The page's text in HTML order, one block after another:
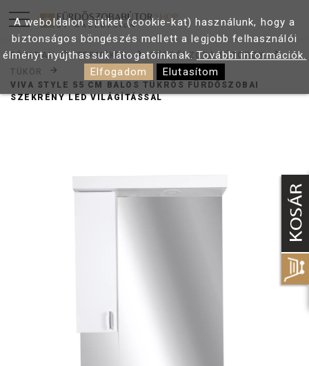
FŐOLDAL TERMÉKEK
FÜRDŐSZOBA BÚTOROK
TÜKÖR
VIVA STYLE 55 CM BALOS TÜKRÖS FÜRDŐSZOBAI
SZEKRÉNY LED VILÁGÍTÁSSAL
A weboldalon sütiket (cookie-kat) használunk, hogy a
biztonságos böngészés mellett a legjobb felhasználói
élményt nyújthassuk látogatóinknak.További információk.
Elfogadom
Elutasítom